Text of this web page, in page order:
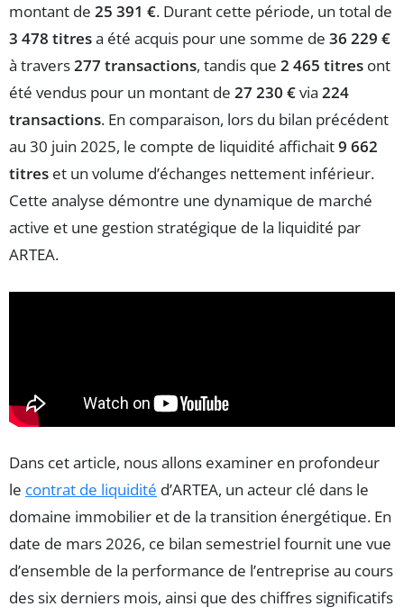
montant de 25 391 €. Durant cette période, un total de
3 478 titresa été acquis pour une somme de 36 229 €
à travers277 transactions, tandis que 2 465 titres ont
été vendus pour un montant de 27 230 €via 224
transactions. En comparaison, lors du bilan précédent
au 30 juin 2025, le compte de liquidité affichait9 662
titres et un volume d’échanges nettement inférieur.
Cette analyse démontre une dynamique de marché
active et une gestion stratégique de la liquidité par
ARTEA.
Dans cet article, nous allons examiner en profondeur
le contrat de liquidité d’ARTEA, un acteur clé dans le
domaine immobilier et de la transition énergétique. En
date de mars 2026, ce bilan semestriel fournit une vue
d’ensemble de la performance de l’entreprise au cours
des six derniers mois, ainsi que des chiffres significatifs